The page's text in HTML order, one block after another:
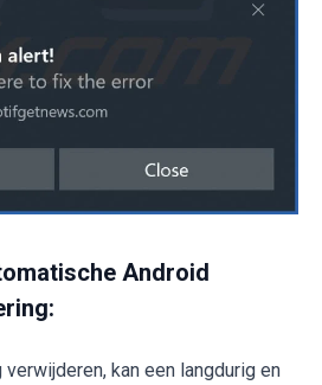
Android
kan een langdurig en